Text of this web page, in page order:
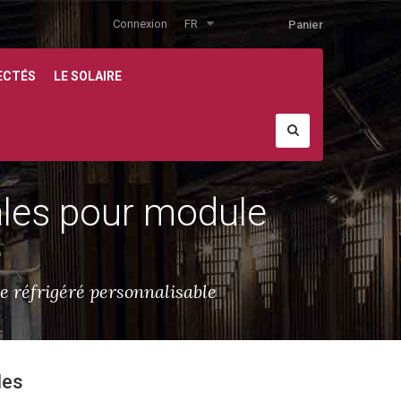
Panier
FR
Connexion
LE SOLAIRE
pour module
réfrigéré personnalisable